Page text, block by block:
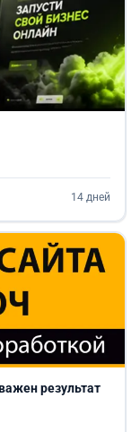
14 дней
результат